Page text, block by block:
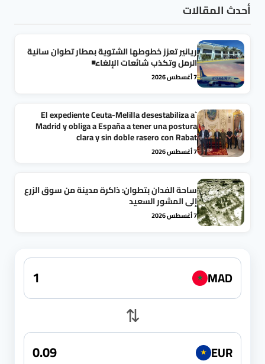
أحدث المقالات
ريانير تعزز خطوطها الشتوية بمطار تطوان سانية
الرمل وتكذب شائعات الإلغاء◾
7 أغسطس 2026
`El expediente Ceuta-Melilla desestabiliza a
Madrid y obliga a España a tener una postura
clara y sin doble rasero con Rabat
7 أغسطس 2026
ساحة الفدان بتطوان: ذاكرة مدينة من سوق الزرع
إلى المشور السعيد
7 أغسطس 2026
★ MAD
⇅
★ EUR